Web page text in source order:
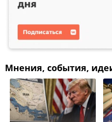
Мнения, события,